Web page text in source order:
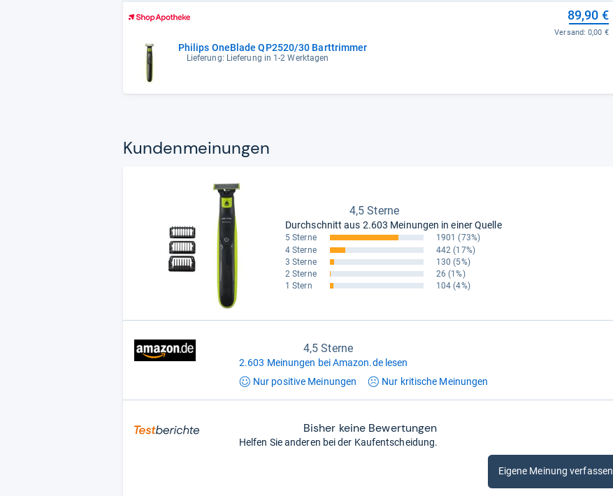
Philips OneBlade QP2520/30 Barttrimmer
Lieferung: Lieferung in 1-2 Werktagen
89,90 €
Versand:0,00 €
Kun­den­mei­nun­gen
4,5 Sterne
Durchschnitt aus 2.603 Meinungen in einer Quelle
5 Sterne 1901 (73%)
4 Sterne
442 (17%)
3 Sterne
130 (5%)
2 Sterne
26 (1%)
1 Stern
104 (4%)
4,5 Sterne
2.603 Meinungen bei Amazon.de lesen
Nur positive Meinungen Nur kritische Meinungen
Bisher keine Bewertungen
Helfen Sie anderen bei der Kaufentscheidung.
Eigene Meinung verfassen